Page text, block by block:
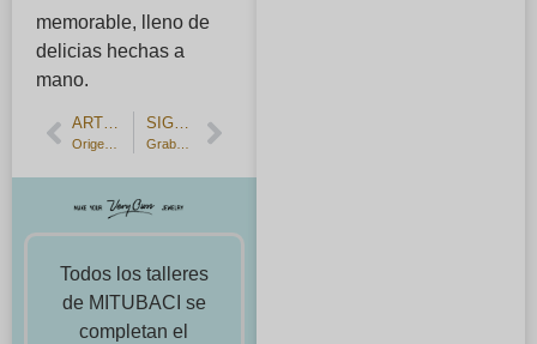
memorable, lleno de
delicias hechas a
mano.
ARTÍCULO ANTERIOR SIGUIENTE ARTÍCULO
Todos los talleres
de MITUBACI se
completan el